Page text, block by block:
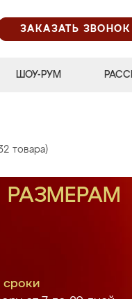
ЗАКАЗАТЬ ЗВОНОК
ШОУ-РУМ
товара)
сроки